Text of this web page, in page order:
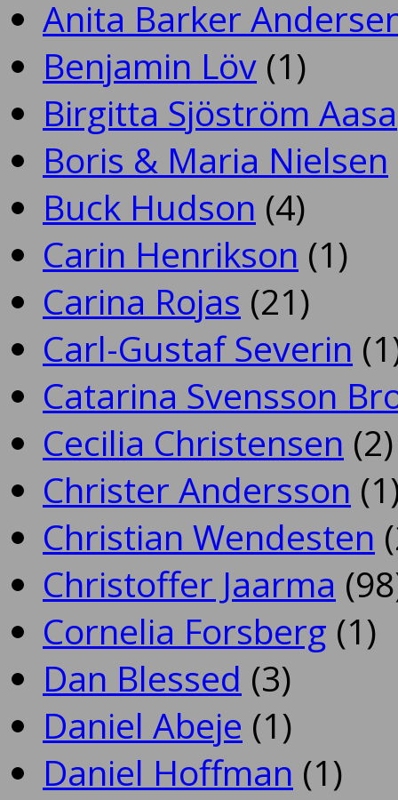
Anita Barker
Benjamin Löv (1)
Birgitta Sjöström Aasa
Boris & Maria Nielsen
Buck Hudson (4)
Carin Henrikson (1)
Carina Rojas (21)
Carl-Gustaf Severin
Catarina Svensson
Cecilia Christensen (2)
Christer Andersson
Christian Wendesten
Christoffer Jaarma
Cornelia Forsberg (1)
Dan Blessed (3)
Daniel Abeje (1)
Daniel Hoffman (1)